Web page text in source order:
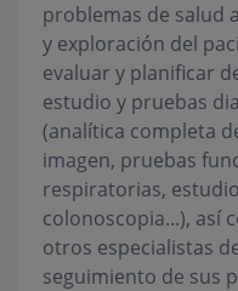
problemas de salud
y exploración del
evaluar y planificar
estudio y pruebas
(analítica completa
imagen, pruebas
respiratorias,
colonoscopia...), así
otros especialistas
seguimiento de sus